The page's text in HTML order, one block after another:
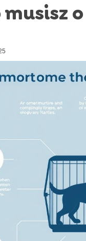
musisz